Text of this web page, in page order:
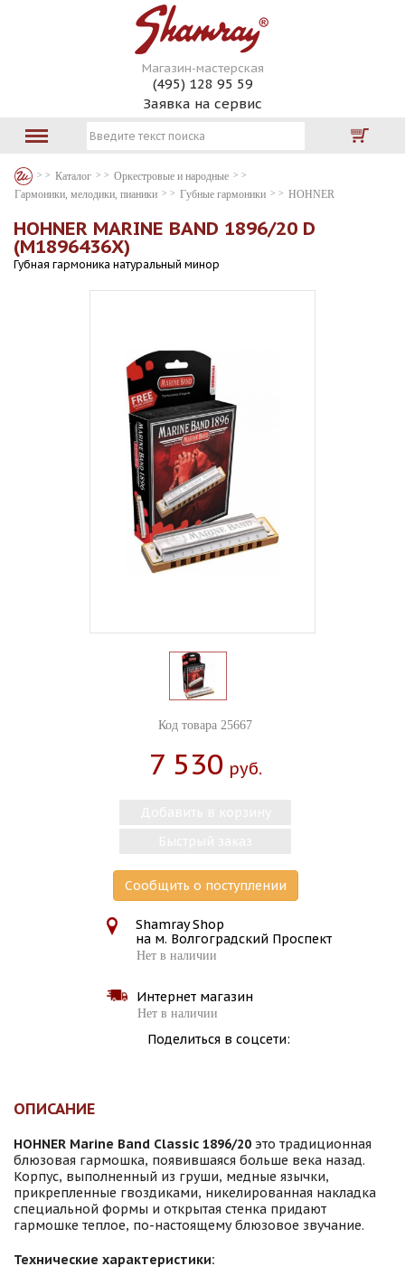
Магазин-мастерская
(495) 128 95 59
Заявка на сервис
Каталог
Оркестровые и народные
Гармоники, мелодики, пианики
Губные гармоники HOHNER
HOHNER MARINE BAND 1896/20 D
(M1896436X)
Губная гармоника натуральный минор
Код товара 25667
7 530 Руб.
Сообщить о поступлении
Shamray Shop
на м. Волгоградский Проспект
Нет в наличии
Интернет магазин
Нет в наличии
Поделиться в соцсети:
ОПИСАНИЕ
HOHNER Marine Band Classic 1896/20 это традиционная
блюзовая гармошка, появившаяся больше века назад.
Корпус, выполненный из груши, медные язычки,
прикрепленные гвоздиками, никелированная накладка
специальной формы и открытая стенка придают
гармошке теплое, по-настоящему блюзовое звучание.
Технические характеристики: